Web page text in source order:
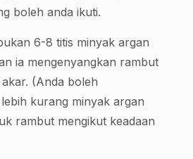
boleh anda ikuti.
6-8 titis minyak argan
ia mengenyangkan rambut
(Anda boleh
kurang minyak argan
rambut mengikut keadaan